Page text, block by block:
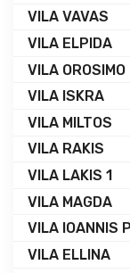
VILA VAVAS
VILA ELPIDA
VILA OROSIMO
VILA ISKRA
VILA MILTOS
VILA RAKIS
VILA LAKIS 1
VILA MAGDA
VILA IOANNIS
VILA ELLINA